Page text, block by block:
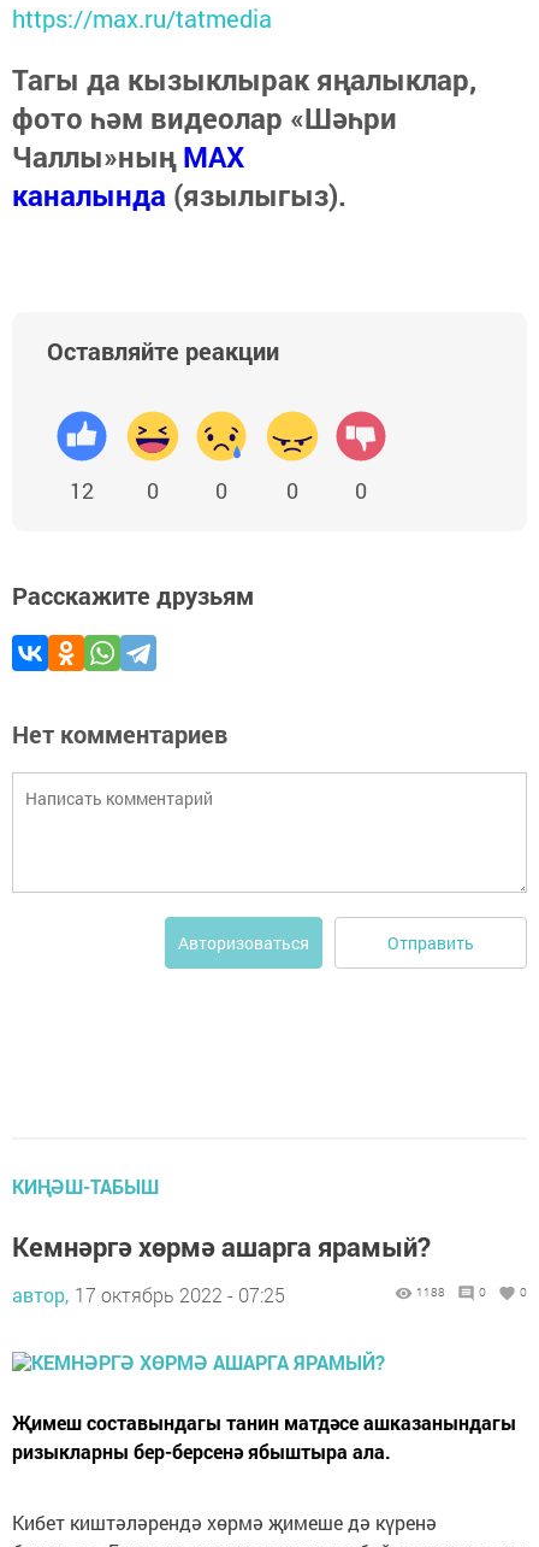
https://max.ru/tatmedia
Тагы да кызыклырак яңалыклар,
фото һәм видеолар «Шәһри
Чаллы»ныңMAX
каналында (язылыгыз).
Оставляйте реакции
12 0 0 0 0
Расскажите друзьям
Нет комментариев
Авторизоваться Отправить
КИҢӘШ-ТАБЫШ
Кемнәргә хөрмә ашарга ярамый?
автор, 17 октябрь 2022 - 07:25 1188 0 0
Җимеш составындагы танин матдәсе ашказанындагы
ризыкларны бер-берсенә ябыштыра ала.
Кибет киштәләрендә хөрмә җимеше дә күренә